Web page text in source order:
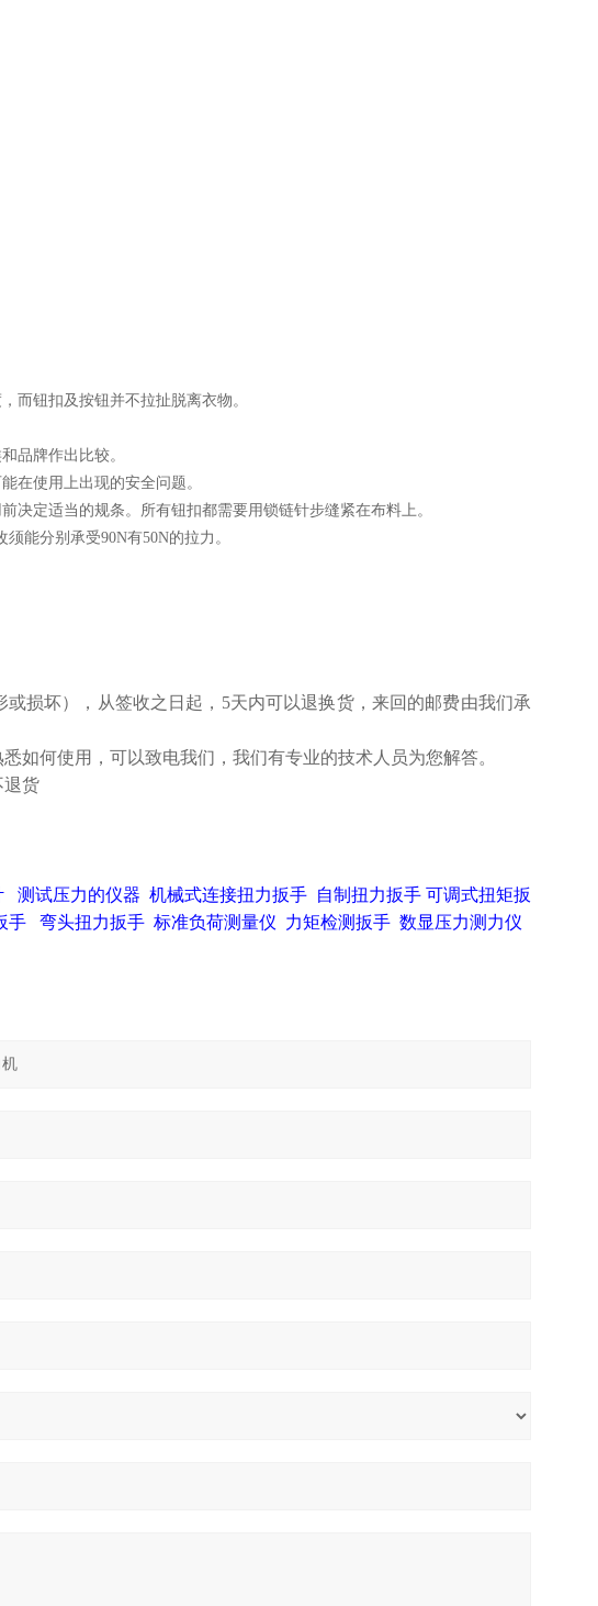
而钮扣及按钮并不拉扯脱离衣物。
品牌作出比较。
在使用上出现的安全问题。
决定适当的规条。所有钮扣都需要用锁链针步缝紧在布料上。
能分别承受90N有50N的拉力。
损坏），从签收之日起，5天内可以退换货，来回的邮费由我们承
如何使用，可以致电我们，我们有专业的技术人员为您解答。
退货
测试压力的仪器 机械式连接扭力扳手 自制扭力扳手 可调式扭矩扳
手 弯头扭力扳手 标准负荷测量仪 力矩检测扳手 数显压力测力仪